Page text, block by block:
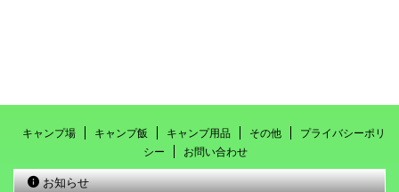
キャンプ場 キャンプ飯 キャンプ用品 その他
プライバシーポリ
シー
お問い合わせ
お知らせ